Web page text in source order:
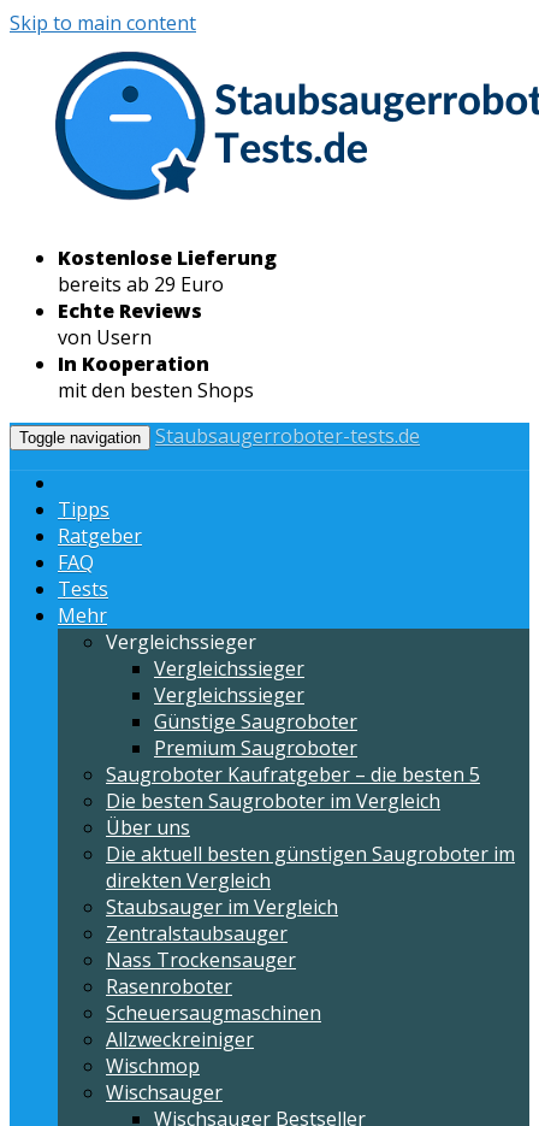
Skip to main content
Kostenlose Lieferung
bereits ab 29 Euro
Echte Reviews
von Usern
In Kooperation
mit den besten Shops
Toggle navigation Staubsaugerroboter-tests.de
Tipps
Ratgeber
FAQ
Tests
Mehr
Vergleichssieger
Vergleichssieger
Vergleichssieger
Günstige Saugroboter
Premium Saugroboter
Saugroboter Kaufratgeber – die besten 5
Die besten Saugroboter im Vergleich
Über uns
Die aktuell besten günstigen Saugroboter im
direkten Vergleich
Staubsauger im Vergleich
Zentralstaubsauger
Nass Trockensauger
Rasenroboter
Scheuersaugmaschinen
Allzweckreiniger
Wischmop
Wischsauger
Wischsauger Bestseller